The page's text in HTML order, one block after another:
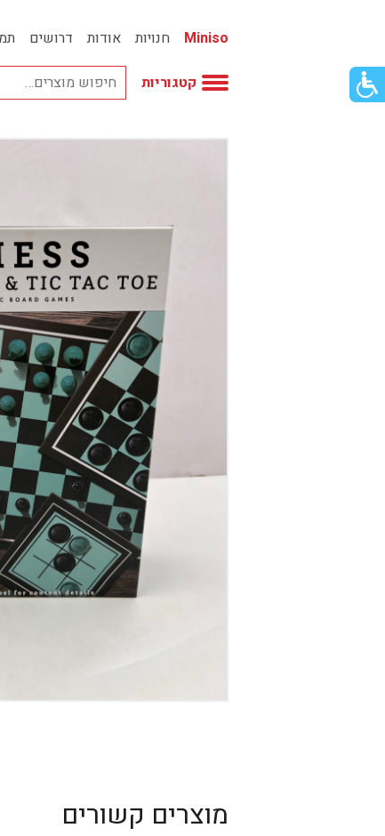
כפתור
לפתיחת
Miniso חנויות אודות דרושים
קטגוריות
באק טו סקול
בובות
בישום ונרות
בעלי חיים
בקבוקים
דיגיטל
הום אקססוריז
הלבשה תחתונה
טקסטיל לבית
מוצרים קשורים